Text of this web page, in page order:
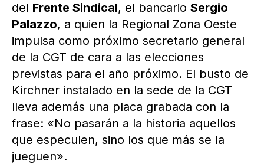
del Frente Sindical, el bancario Sergio
Palazzo, a quien la Regional Zona Oeste
impulsa como próximo secretario general
de la CGT de cara a las elecciones
previstas para el año próximo. El busto de
Kirchner instalado en la sede de la CGT
lleva además una placa grabada con la
frase: «No pasarán a la historia aquellos
que especulen, sino los que más se la
jueguen».